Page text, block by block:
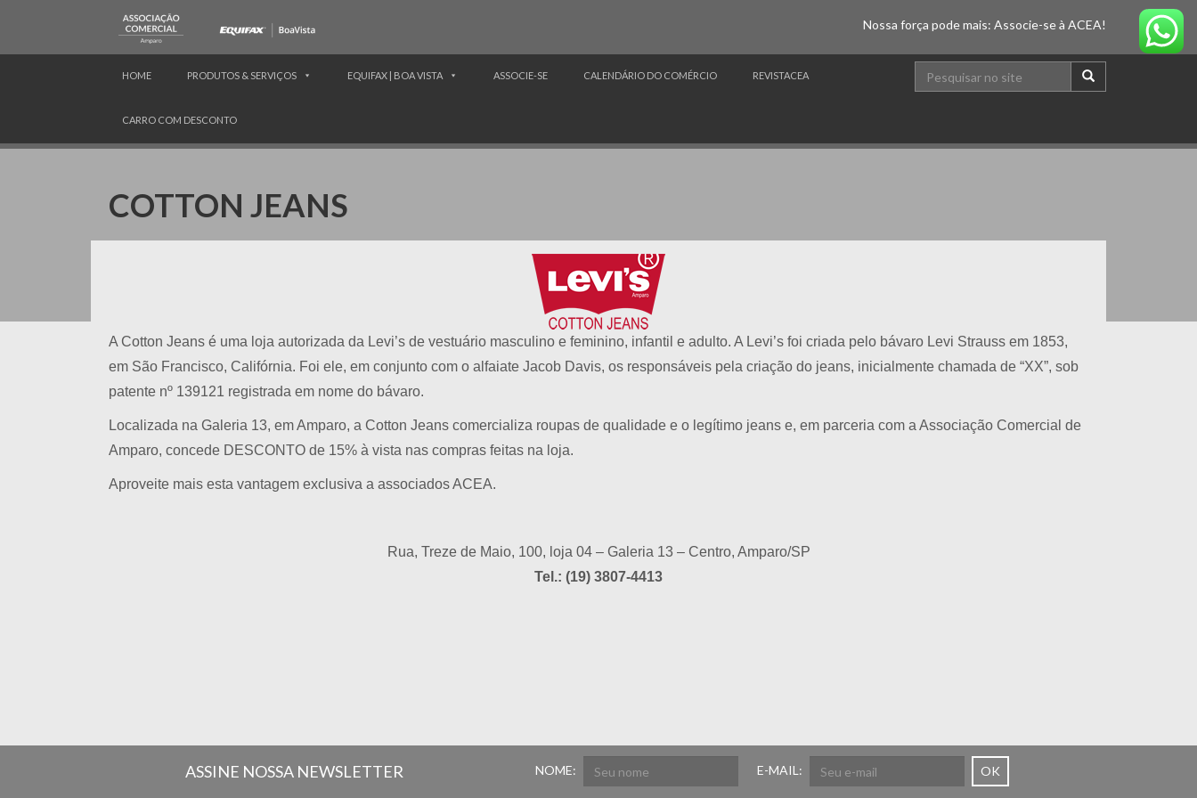
Nossa força pode mais: Associe-se à ACEA!
HOME PRODUTOS & SERVIÇOS EQUIFAX | BOA VISTA ASSOCIE-SE CALENDÁRIO DO COMÉRCIO REVISTACEA
CARRO COM DESCONTO
COTTON JEANS
A Cotton Jeans é uma loja autorizada da Levi’s de vestuário masculino e feminino, infantil e adulto. A Levi’s foi criada pelo bávaro Levi Strauss em 1853,
em São Francisco, Califórnia. Foi ele, em conjunto com o alfaiate Jacob Davis, os responsáveis pela criação do jeans, inicialmente chamada de “XX”, sob
patente nº 139121 registrada em nome do bávaro.
Localizada na Galeria 13, em Amparo, a Cotton Jeans comercializa roupas de qualidade e o legítimo jeans e, em parceria com a Associação Comercial de
Amparo, concede DESCONTO de 15% à vista nas compras feitas na loja.
Aproveite mais esta vantagem exclusiva a associados ACEA.
Rua, Treze de Maio, 100, loja 04 – Galeria 13 – Centro, Amparo/SP
Tel.: (19) 3807-4413
ASSINE NOSSA NEWSLETTER NOME: E-MAIL: OK